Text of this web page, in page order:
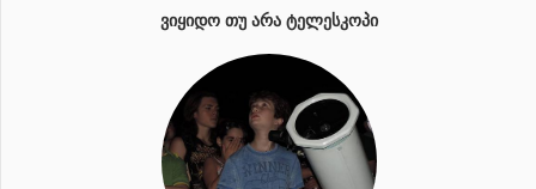
ᲕᲘᲧᲘᲓᲝ ᲗᲣ ᲐᲠᲐ ᲢᲔᲚᲔᲡᲙᲝᲞᲘ